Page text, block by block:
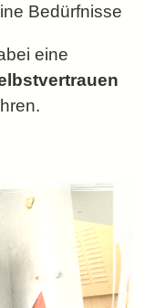
Bedürfnisse
eine